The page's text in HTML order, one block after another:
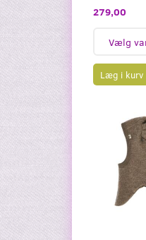
279,00
Læg i kurv